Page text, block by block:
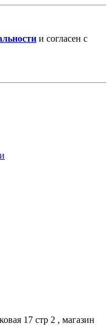
и согласен с
17 стр 2 , магазин